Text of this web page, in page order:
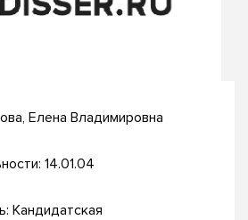
Елена Владимировна
14.01.04
Кандидатская